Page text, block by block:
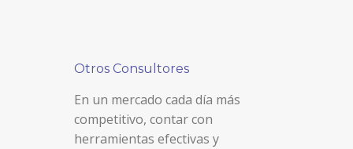
Otros Consultores
En un mercado cada día más
competitivo, contar con
herramientas efectivas y